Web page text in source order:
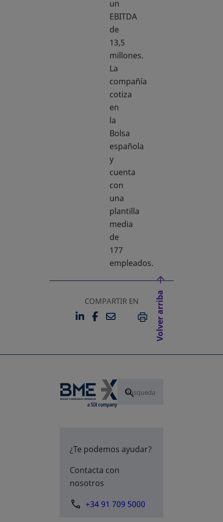
un
EBITDA
de
13,5
millones.
La
compañía
cotiza
en
la
Bolsa
española
y
cuenta
con
una
plantilla
media
de
177
empleados.
COMPARTIR EN
LINKEDIN
SE ABRE EN UNA PESTAÑA
FACEBOOK
SE ABRE EN UNA
EMAILIMPRIMIR
Volver arriba
¿Te podemos ayudar?
Contacta con
nosotros
+34 91 709 5000